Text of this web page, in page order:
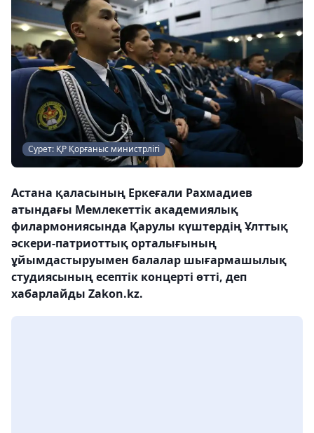
Сурет: ҚР Қорғаныс министрлігі
Астана қаласының Еркеғали Рахмадиев
атындағы Мемлекеттік академиялық
филармониясында Қарулы күштердің Ұлттық
әскери-патриоттық орталығының
ұйымдастыруымен балалар шығармашылық
студиясының есептік концерті өтті, деп
хабарлайды Zakon.kz.